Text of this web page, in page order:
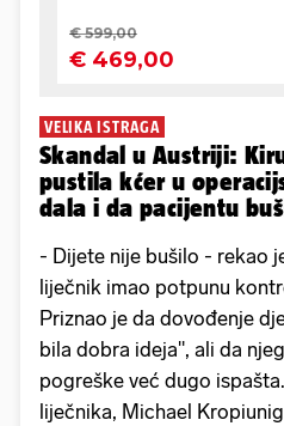
VELIKA ISTRAGA
Skandal u Austriji:
pustila kćer u
dala i da pacijentu
- Dijete nije bušilo - rekao
liječnik imao potpunu
Priznao je da dovođenje
bila dobra ideja", ali da
pogreške već dugo
liječnika, Michael